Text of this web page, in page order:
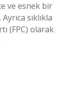
ve esnek bir
sıklıkla
(FPC) olarak